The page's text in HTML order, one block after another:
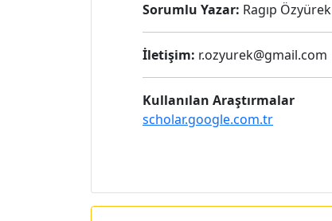
Sorumlu Yazar: Ragıp Özyürek
İletişim: r.ozyurek@gmail.com
Kullanılan Araştırmalar
scholar.google.com.tr